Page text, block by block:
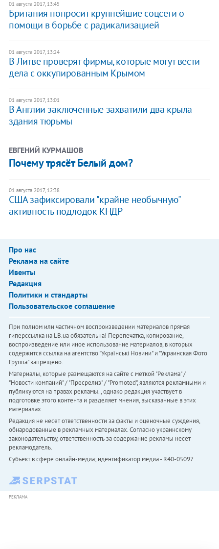
01 августа 2017, 13:45
Британия попросит крупнейшие соцсети о
помощи в борьбе с радикализацией
01 августа 2017, 13:24
В Литве проверят фирмы, которые могут вести
дела с оккупированным Крымом
01 августа 2017, 13:01
В Англии заключенные захватили два крыла
здания тюрьмы
ЕВГЕНИЙ КУРМАШОВ
​​Почему трясёт Белый дом?
01 августа 2017, 12:38
США зафиксировали "крайне необычную"
активность подлодок КНДР
Про нас
Реклама на сайте
Ивенты
Редакция
Политики и стандарты
Пользовательское соглашение
При полном или частичном воспроизведении материалов прямая
гиперссылка на LB.ua обязательна! Перепечатка, копирование,
воспроизведение или иное использование материалов, в которых
содержится ссылка на агентство "Українськi Новини" и "Украинская Фото
Группа" запрещено.
Материалы, которые размещаются на сайте с меткой "Реклама" /
"Новости компаний" / "Пресрелиз" / "Promoted", являются рекламными и
публикуются на правах рекламы. , однако редакция участвует в
подготовке этого контента и разделяет мнения, высказанные в этих
материалах.
Редакция не несет ответственности за факты и оценочные суждения,
обнародованные в рекламных материалах. Согласно украинскому
законодательству, ответственность за содержание рекламы несет
рекламодатель.
Субъект в сфере онлайн-медиа; идентификатор медиа - R40-05097
РЕКЛАМА